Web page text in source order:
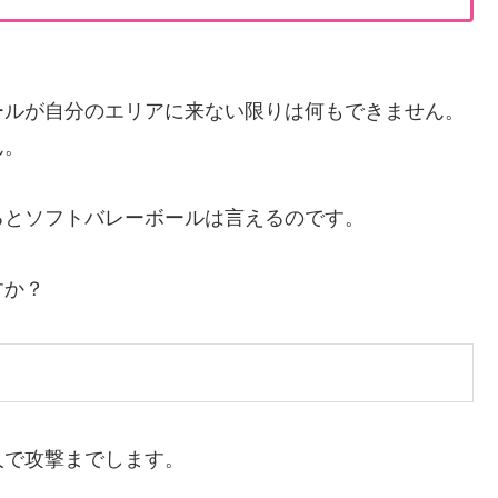
が自分のエリアに来ない限りは何もできません。
ソフトバレーボールは言えるのです。
？
攻撃までします。